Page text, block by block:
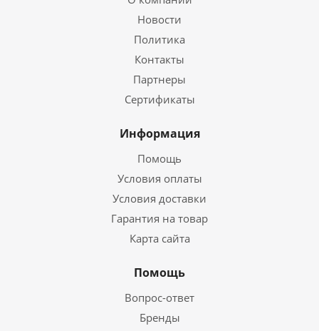
Новости
Политика
Контакты
Партнеры
Сертификаты
Информация
Помощь
Условия оплаты
Условия доставки
Гарантия на товар
Карта сайта
Помощь
Вопрос-ответ
Бренды